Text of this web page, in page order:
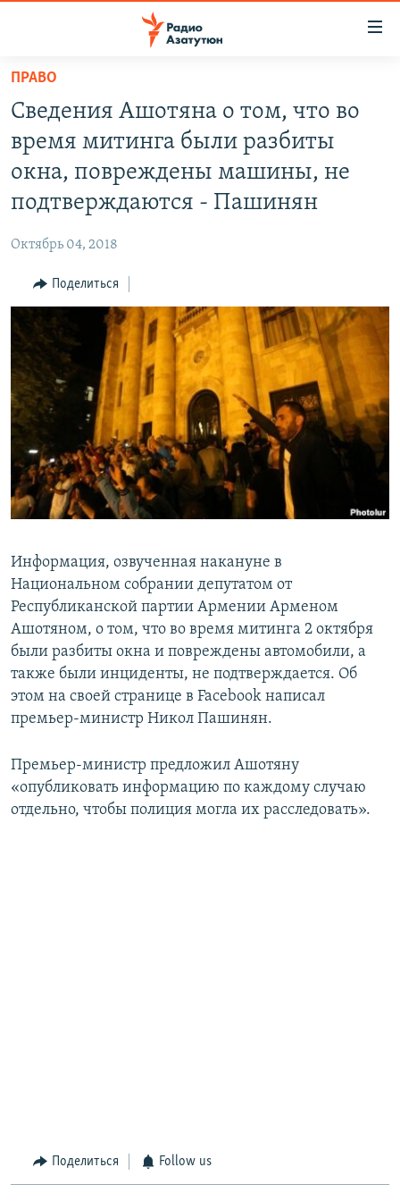
Перейти
основному
содержанию
Перейти
основной
Перейти
поиску
НОВОСТИ
ПОЛИТИКА
РЕГИОН
НАГОРНЫЙ КАРАБАХ
КУЛЬТУРА
СПОРТ
АРХИВ
Հայերեն
English
Русский
ПРАВО
Сведения Ашотяна о том, что во
время митинга были разбиты
окна, повреждены машины, не
подтверждаются - Пашинян
Октябрь 04, 2018
Поделиться
Информация, озвученная накануне в
Национальном собрании депутатом от
Республиканской партии Армении Арменом
Ашотяном, о том, что во время митинга 2 октября
были разбиты окна и повреждены автомобили, а
также были инциденты, не подтверждается. Об
этом на своей странице в Facebook написал
премьер-министр Никол Пашинян.
Премьер-министр предложил Ашотяну
«опубликовать информацию по каждому случаю
отдельно, чтобы полиция могла их расследовать».
Поделиться Follow us